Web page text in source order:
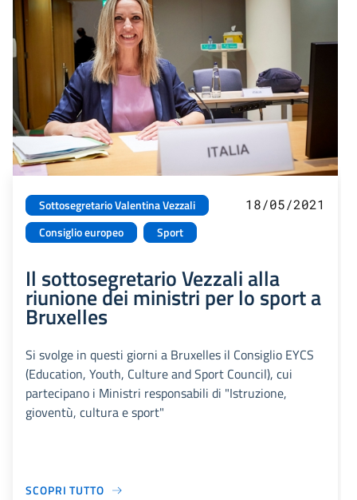
Sottosegretario Valentina Vezzali
Consiglio europeo
Sport
18/05/2021
Il sottosegretario Vezzali alla
riunione dei ministri per lo sport a
Bruxelles
Si svolge in questi giorni a Bruxelles il Consiglio EYCS
(Education, Youth, Culture and Sport Council), cui
partecipano i Ministri responsabili di "Istruzione,
gioventù, cultura e sport"
SCOPRI TUTTO